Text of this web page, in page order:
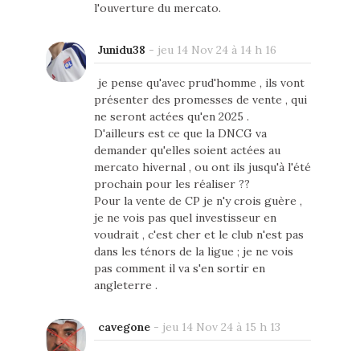
l'ouverture du mercato.
Junidu38 - jeu 14 Nov 24 à 14 h 16
je pense qu'avec prud'homme , ils vont
présenter des promesses de vente , qui
ne seront actées qu'en 2025 .
D'ailleurs est ce que la DNCG va
demander qu'elles soient actées au
mercato hivernal , ou ont ils jusqu'à l'été
prochain pour les réaliser ??
Pour la vente de CP je n'y crois guère ,
je ne vois pas quel investisseur en
voudrait , c'est cher et le club n'est pas
dans les ténors de la ligue ; je ne vois
pas comment il va s'en sortir en
angleterre .
cavegone- jeu 14 Nov 24 à 15 h 13